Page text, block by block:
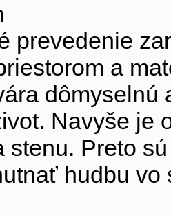
prevedenie
a
Navyše je
stenu. Preto
hudbu vo